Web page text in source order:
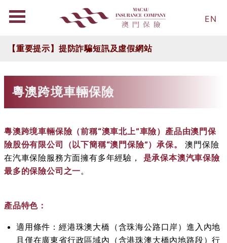
EN
【重要提示】提防詐騙短訊及虛假網站
粵澳跨境車輛保險
粵澳跨境車輛保險（前稱“澳車北上”車險）產品由澳門保
險股份有限公司（以下簡稱“澳門保險”）承保。
澳門保險
在汽車保險服務方面擁有多年經驗， 是承保本澳汽車保險
最多的保險公司之一。
產品特色：
適用條件：經港珠澳大橋（含珠海公路口岸）進入內地
且僅在廣東省行政區域內（含港珠澳大橋內地路段）行